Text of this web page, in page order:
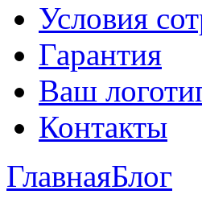
Условия
Гарантия
Ваш
Контакты
ГлавнаяБлог